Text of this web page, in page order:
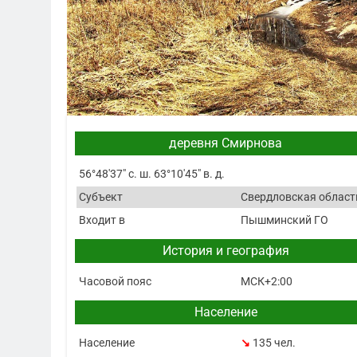
деревня Смирнова
56°48′37″ с. ш. 63°10′45″ в. д.
Субъект
Свердловская
Входит в
Пышминский ГО
История и география
Часовой пояс МСК+2:00
Население
Население ↘ 135 чел.